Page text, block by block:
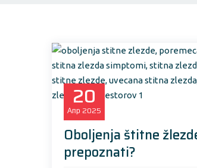
20
Апр 2025
Oboljenja štitne
prepoznati?